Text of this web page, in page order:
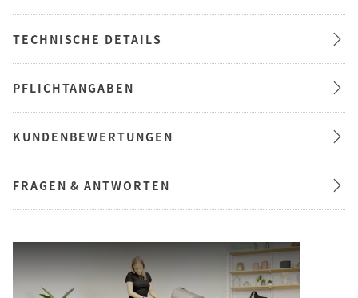
TECHNISCHE DETAILS
PFLICHTANGABEN
KUNDENBEWERTUNGEN
FRAGEN & ANTWORTEN